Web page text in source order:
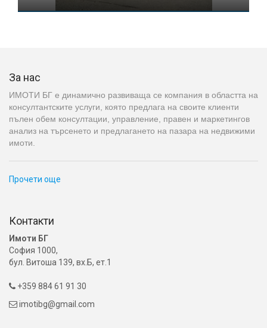
За нас
ИМОТИ БГ е динамично развиваща се компания в областта на
консултантските услуги, която предлага на своите клиенти
пълен обем консултации, управление, правен и маркетингов
анализ на търсенето и предлагането на пазара на недвижими
имоти.
Прочети още
Контакти
Имоти БГ
София 1000,
бул. Витоша 139, вх.Б, ет.1
 +359 884 61 91 30
 imotibg@gmail.com